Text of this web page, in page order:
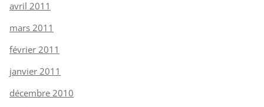
avril 2011
mars 2011
février 2011
janvier 2011
décembre 2010